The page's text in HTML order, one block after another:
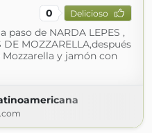
0 Delicioso
paso de NARDA LEPES ,
MOZZARELLA,después
y jamón con